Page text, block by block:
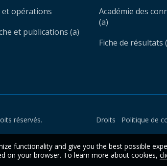
et opérations
et publications (a)
Académie des
(a)
Fiche de résultats
réservés. Droits Politique de
functionality and give you the best possible
on your browser. To learn more about cookies,